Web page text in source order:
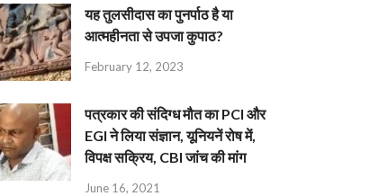
यह तुलसीदास का पुनर्पाठ है या
आत्महीनता से उपजा कुपाठ?
February 12, 2023
पत्रकार की संदिग्ध मौत का PCI और
EGI ने लिया संज्ञान, यूनियनें रोष में,
विपक्ष सक्रिय, CBI जांच की मांग
June 16, 2021